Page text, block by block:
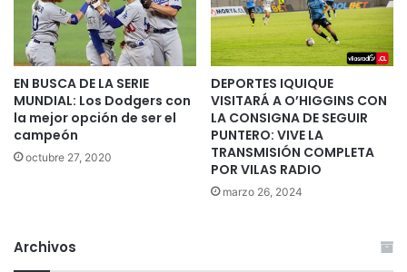
EN BUSCA DE LA SERIE
MUNDIAL: Los Dodgers con
la mejor opción de ser el
campeón
octubre 27, 2020
DEPORTES IQUIQUE
VISITARÁ A O’HIGGINS CON
LA CONSIGNA DE SEGUIR
PUNTERO: VIVE LA
TRANSMISIÓN COMPLETA
POR VILAS RADIO
marzo 26, 2024
Archivos